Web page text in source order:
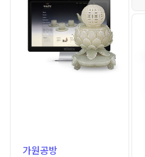
가원공방